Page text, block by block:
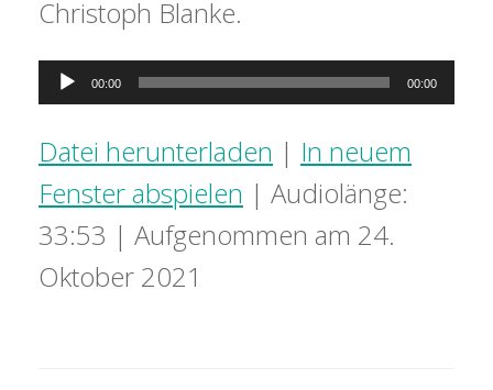
Christoph Blanke.
Audio-
00:00 00:00
Datei herunterladen | In neuem
Fenster abspielen | Audiolänge:
33:53 | Aufgenommen am 24.
Oktober 2021